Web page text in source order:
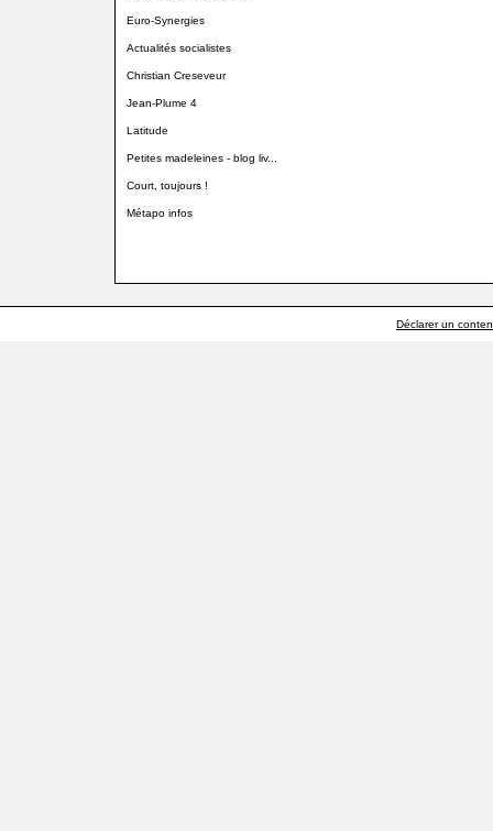
Euro-Synergies
Actualités socialistes
Christian Creseveur
Jean-Plume 4
Latitude
Petites madeleines - blog liv...
Court, toujours !
Métapo infos
Déclarer un